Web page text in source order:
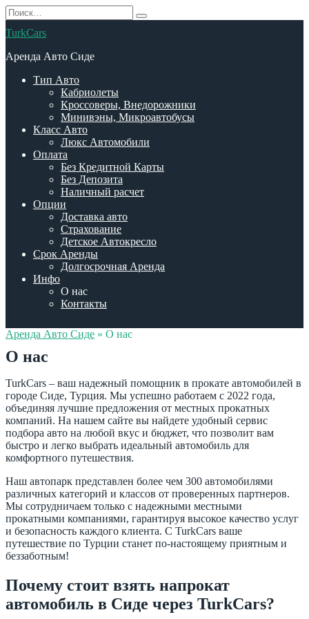
Перейти
к
содержанию
Search
for:
TurkCars
Аренда Авто Сиде
Тип Авто
Кабриолеты
Кроссоверы, Внедорожники
Минивэны, Микроавтобусы
Класс Авто
Люкс Автомобили
Оплата
Без Кредитной Карты
Без Депозита
Наличный расчет
Опции
Доставка авто
Страхование
Детское Автокресло
Срок Аренды
Долгосрочная Аренда
Инфо
О нас
Контакты
Аренда Авто Сиде » О нас
О нас
TurkCars – ваш надежный помощник в прокате автомобилей в
городе Сиде, Турция. Мы успешно работаем с 2022 года,
объединяя лучшие предложения от местных прокатных
компаний. На нашем сайте вы найдете удобный сервис
подбора авто на любой вкус и бюджет, что позволит вам
быстро и легко выбрать идеальный автомобиль для
комфортного путешествия.
Наш автопарк представлен более чем 300 автомобилями
различных категорий и классов от проверенных партнеров.
Мы сотрудничаем только с надежными местными
прокатными компаниями, гарантируя высокое качество услуг
и безопасность каждого клиента. С TurkCars ваше
путешествие по Турции станет по-настоящему приятным и
беззаботным!
Почему стоит взять напрокат
автомобиль в Сиде через TurkCars?